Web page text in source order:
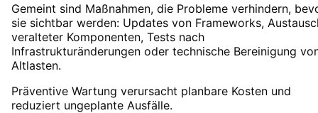
Gemeint sind Maßnahmen, die Probleme verhindern,
sie sichtbar werden: Updates von Frameworks,
veralteter Komponenten, Tests nach
Infrastrukturänderungen oder technische Bereinigung
Altlasten.
Präventive Wartung verursacht planbare Kosten und
reduziert ungeplante Ausfälle.